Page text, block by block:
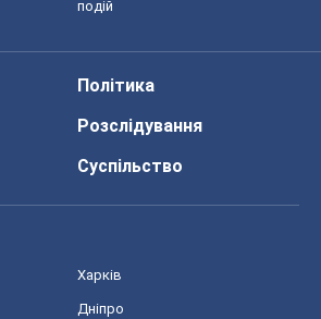
подій
Політика
Розслідування
Суспільство
Харків
Дніпро